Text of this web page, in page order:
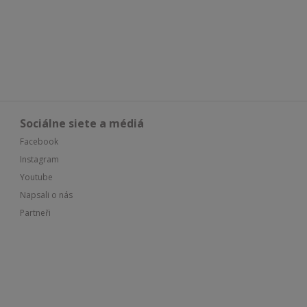
Sociálne siete a médiá
Facebook
Instagram
Youtube
Napsali o nás
Partneři